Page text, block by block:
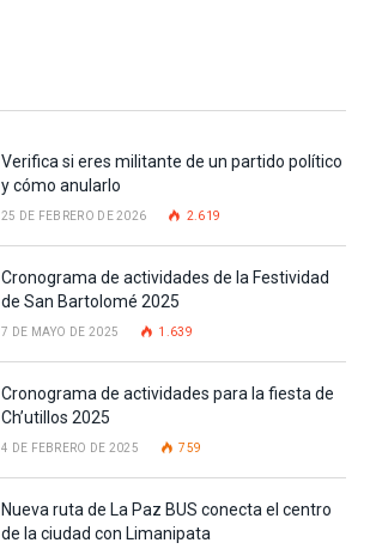
Verifica si eres militante de un partido político
y cómo anularlo
25 DE FEBRERO DE 2026 2.619
Cronograma de actividades de la Festividad
de San Bartolomé 2025
7 DE MAYO DE 2025 1.639
Cronograma de actividades para la fiesta de
Ch’utillos 2025
4 DE FEBRERO DE 2025 759
Nueva ruta de La Paz BUS conecta el centro
de la ciudad con Limanipata